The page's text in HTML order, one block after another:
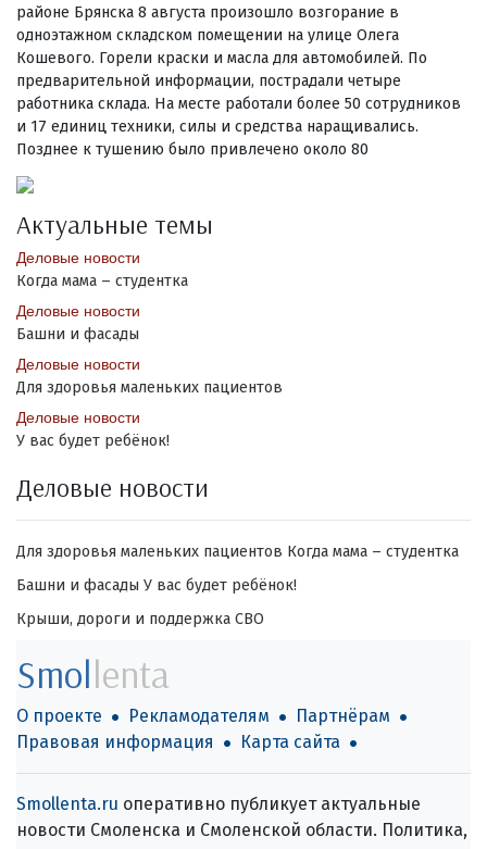
районе Брянска 8 августа произошло возгорание в
одноэтажном складском помещении на улице Олега
Кошевого. Горели краски и масла для автомобилей. По
предварительной информации, пострадали четыре
работника склада. На месте работали более 50 сотрудников
и 17 единиц техники, силы и средства наращивались.
Позднее к тушению было привлечено около 80
Актуальные темы
Деловые новости
Когда мама – студентка
Деловые новости
Башни и фасады
Деловые новости
Для здоровья маленьких пациентов
Деловые новости
У вас будет ребёнок!
Деловые новости
Для здоровья маленьких пациентов Когда мама – студентка
Башни и фасады У вас будет ребёнок!
Крыши, дороги и поддержка СВО
Smollenta
О проекте Рекламодателям
Партнёрам
Правовая информация
Карта сайта
Smollenta.ru оперативно публикует актуальные
новости Смоленска и Смоленской области. Политика,